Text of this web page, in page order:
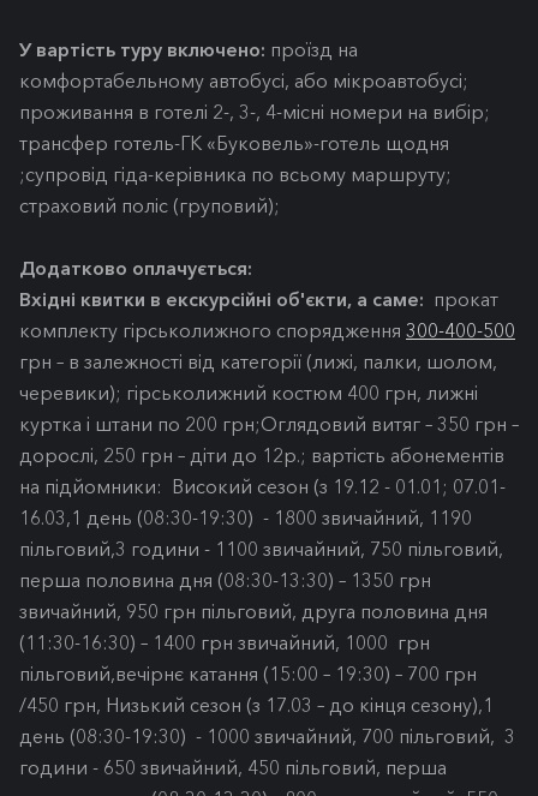
У вартість туру включено: проїзд на
комфортабельному автобусі, або мікроавтобусі;
проживання в готелі 2-, 3-, 4-місні номери на вибір;
трансфер готель-ГК «Буковель»-готель щодня
;супровід гіда-керівника по всьому маршруту;
страховий поліс (груповий);
Додатково оплачується:
Вхідні квитки в екскурсійні об'єкти, а саме: прокат
комплекту гірськолижного спорядження 300-400-500
грн – в залежності від категорії (лижі, палки, шолом,
черевики); гірськолижний костюм 400 грн, лижні
куртка і штани по 200 грн;Оглядовий витяг – 350 грн –
дорослі, 250 грн – діти до 12р.; вартість абонементів
на підйомники: Високий сезон (з 19.12 - 01.01; 07.01-
16.03,1 день (08:30-19:30) - 1800 звичайний, 1190
пільговий,3 години - 1100 звичайний, 750 пільговий,
перша половина дня (08:30-13:30) – 1350 грн
звичайний, 950 грн пільговий, друга половина дня
(11:30-16:30) – 1400 грн звичайний, 1000 грн
пільговий,вечірнє катання (15:00 – 19:30) – 700 грн
/450 грн, Низький сезон (з 17.03 – до кінця сезону),1
день (08:30-19:30) - 1000 звичайний, 700 пільговий, 3
години - 650 звичайний, 450 пільговий, перша